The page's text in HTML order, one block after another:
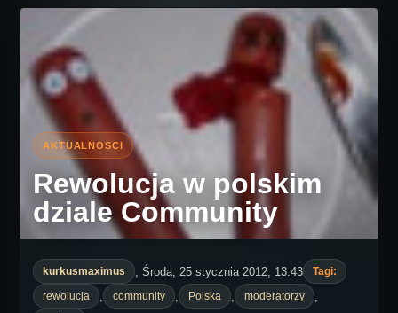
Rewolucja w polskim
dziale Community
kurkusmaximus , Środa, 25 stycznia 2012, 13:43
Tagi:
rewolucja
community Polska moderatorzy